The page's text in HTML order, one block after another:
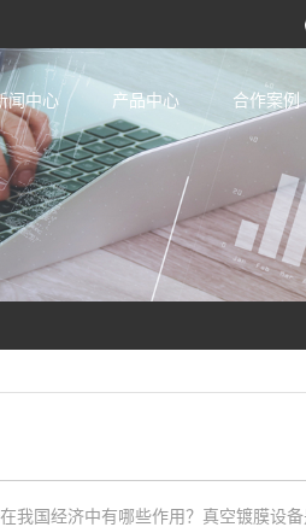
闻中心 产品中心 合作案例
我国经济中有哪些作用？真空镀膜设